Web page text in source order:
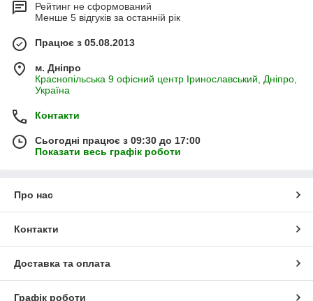
Рейтинг не сформований
Менше 5 відгуків за останній рік
Працює з 05.08.2013
м. Дніпро
Краснопільська 9 офісний центр Іринославський, Дніпро,
Україна
Контакти
Сьогодні працює з 09:30 до 17:00
Показати весь графік роботи
Про нас
Контакти
Доставка та оплата
Графік роботи